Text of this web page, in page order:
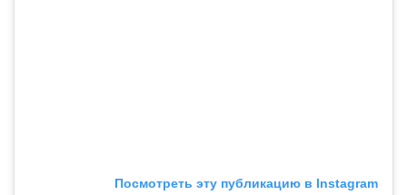
Посмотреть эту публикацию в Instagram